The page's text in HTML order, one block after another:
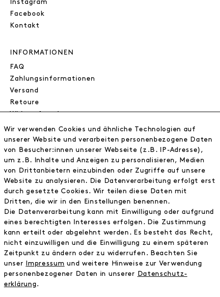
Instagram
Facebook
Kontakt
INFORMATIONEN
FAQ
Zahlungsinformationen
Versand
Retoure
Widerrufsrecht
Datenschutz
AGB
Impressum
NEWSLETTER
Erhalte exklusive Neuigkeiten!
Ich bestätige die Datenschutzbestimmung
* inkl. MwSt. zzgl. Versandkosten
Wir verwenden Cookies und ähnliche Technologien auf
unserer Website und verarbeiten personenbezogene Daten
von Besucher:innen unserer Webseite (z.B. IP-Adresse),
um z.B. Inhalte und Anzeigen zu personalisieren, Medien
von Drittanbietern einzubinden oder Zugriffe auf unsere
Website zu analysieren. Die Datenverarbeitung erfolgt erst
durch gesetzte Cookies. Wir teilen diese Daten mit
Dritten, die wir in den Einstellungen benennen.
Die Datenverarbeitung kann mit Einwilligung oder aufgrund
eines berechtigten Interesses erfolgen. Die Zustimmung
kann erteilt oder abgelehnt werden. Es besteht das Recht,
nicht einzuwilligen und die Einwilligung zu einem späteren
Zeitpunkt zu ändern oder zu widerrufen. Beachten Sie
unser
Impressum und weitere Hinweise zur Verwendung
personenbezogener Daten in unserer
Daten­schutz­
erklärung .